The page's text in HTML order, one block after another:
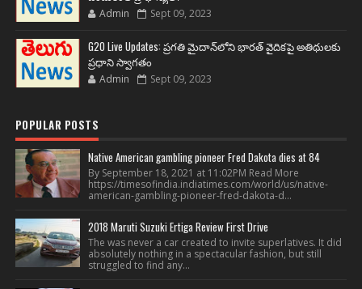
Admin Sept 09, 2023
G20 Live Updates: ప్రగతి మైదాన్‌లోని భారత్ వైదికపై అతిథులకు
ప్రధాని స్వాగతం
Admin Sept 09, 2023
POPULAR POSTS
Native American gambling pioneer Fred Dakota dies at 84
By September 18, 2021 at 11:02PM Read More
https://timesofindia.indiatimes.com/world/us/native-
american-gambling-pioneer-fred-dakota-d...
2018 Maruti Suzuki Ertiga Review First Drive
The was never a car created to invite superlatives. It did
absolutely nothing in a spectacular fashion, but still
struggled to find any...